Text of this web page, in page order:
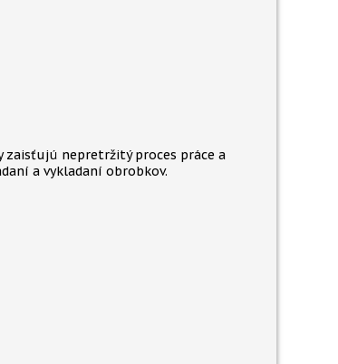
zaisťujú nepretržitý proces práce a
a vykladaní obrobkov.